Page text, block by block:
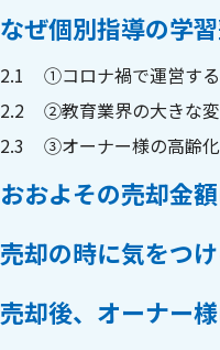
なぜ個別指導の学
2.1
①コロナ禍で運営す
2.2
②教育業界の大きな
2.3
③オーナー様の高齢化
おおよその売却金
売却の時に気をつ
売却後、オーナー